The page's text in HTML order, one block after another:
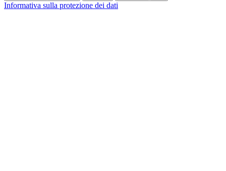
Informativa sulla protezione dei dati